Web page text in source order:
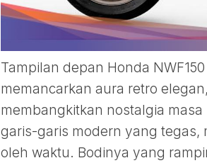
Tampilan depan Honda
memancarkan aura retro
membangkitkan nostalgia
garis-garis modern yang tegas,
oleh waktu. Bodinya yang